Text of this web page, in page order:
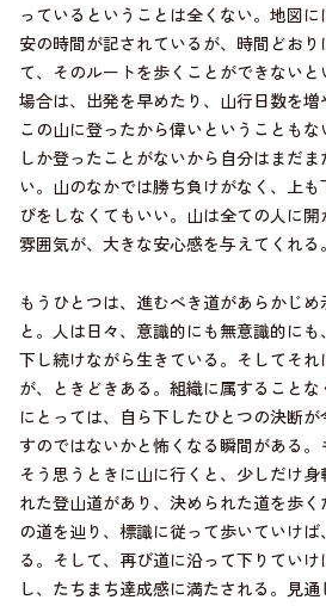
っているということは全くない。地図
安の時間が記されているが、時間どお
て、そのルートを歩くことができない
場合は、出発を早めたり、山行日数を増
この山に登ったから偉いということも
しか登ったことがないから自分はまだ
い。山のなかでは勝ち負けがなく、上
びをしなくてもいい。山は全ての人に
雰囲気が、大きな安心感を与えてくれる。
もうひとつは、進むべき道があらかじ
と。人は日々、意識的にも無意識的に
下し続けながら生きている。そしてそれ
が、ときどきある。組織に属すること
にとっては、自ら下したひとつの決断
すのではないかと怖くなる瞬間がある。
そう思うときに山に行くと、少しだけ
れた登山道があり、決められた道を歩
の道を辿り、標識に従って歩いていけ
る。そして、再び道に沿って下りてい
し、たちまち達成感に満たされる。見